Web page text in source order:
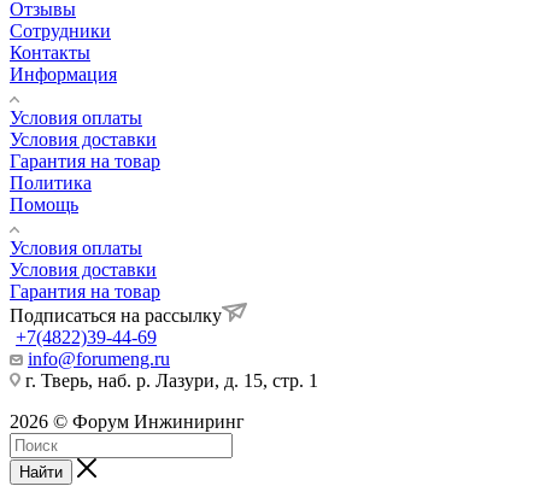
Отзывы
Сотрудники
Контакты
Информация
Условия оплаты
Условия доставки
Гарантия на товар
Политика
Помощь
Условия оплаты
Условия доставки
Гарантия на товар
Подписаться на рассылку
+7(4822)39-44-69
info@forumeng.ru
г. Тверь, наб. р. Лазури, д. 15, стр. 1
2026 © Форум Инжиниринг
Найти